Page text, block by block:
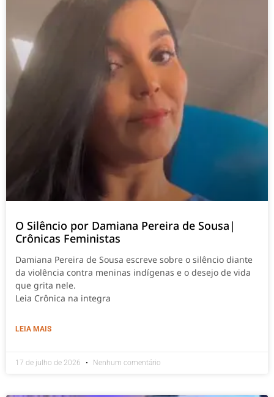
O Silêncio por Damiana Pereira de Sousa|
Crônicas Feministas
Damiana Pereira de Sousa escreve sobre o silêncio diante
da violência contra meninas indígenas e o desejo de vida
que grita nele.
Leia Crônica na integra
LEIA MAIS
17 de julho de 2026 Nenhum comentário